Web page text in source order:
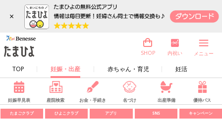
×
TOP 妊娠・出産 赤ちゃん・育児 妊活
SHOP 内祝い メニュー
妊娠早見表 産院検索 お金・手続き 名づけ 出産準備 優待パス
たまごクラブ ひよこクラブ アプリ SNS キャンペーン